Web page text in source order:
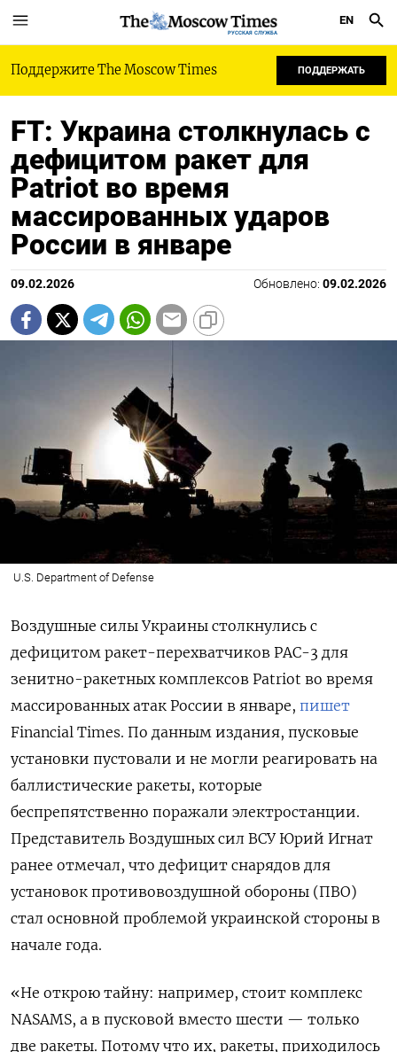
РУССКАЯ СЛУЖБА
EN
Поддержите The Moscow Times ПОДДЕРЖАТЬ
FT: Украина столкнулась с
дефицитом ракет для
Patriot во время
массированных ударов
России в январе
09.02.2026 Обновлено: 09.02.2026
U.S. Department of Defense
Воздушные силы Украины столкнулись с
дефицитом ракет-перехватчиков PAC-3 для
зенитно-ракетных комплексов Patriot во время
массированных атак России в январе, пишет
Financial Times. По данным издания, пусковые
установки пустовали и не могли реагировать на
баллистические ракеты, которые
беспрепятственно поражали электростанции.
Представитель Воздушных сил ВСУ Юрий Игнат
ранее отмечал, что дефицит снарядов для
установок противовоздушной обороны (ПВО)
стал основной проблемой украинской стороны в
начале года.
«Не открою тайну: например, стоит комплекс
NASAMS, а в пусковой вместо шести — только
две ракеты. Потому что их, ракеты, приходилось